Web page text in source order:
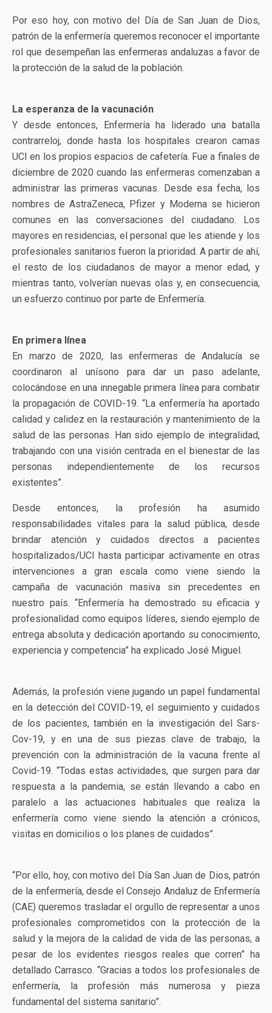
Por eso hoy, con motivo del Día de San Juan de Dios,
patrón de la enfermería queremos reconocer el importante
rol que desempeñan las enfermeras andaluzas a favor de
la protección de la salud de la población.
La esperanza de la vacunación
Y desde entonces, Enfermería ha liderado una batalla
contrarreloj, donde hasta los hospitales crearon camas
UCI en los propios espacios de cafetería. Fue a finales de
diciembre de 2020 cuando las enfermeras comenzaban a
administrar las primeras vacunas. Desde esa fecha, los
nombres de AstraZeneca, Pfizer y Moderna se hicieron
comunes en las conversaciones del ciudadano. Los
mayores en residencias, el personal que les atiende y los
profesionales sanitarios fueron la prioridad. A partir de ahí,
el resto de los ciudadanos de mayor a menor edad, y
mientras tanto, volverían nuevas olas y, en consecuencia,
un esfuerzo continuo por parte de Enfermería.
En primera línea
En marzo de 2020, las enfermeras de Andalucía se
coordinaron al unísono para dar un paso adelante,
colocándose en una innegable primera línea para combatir
la propagación de COVID-19. “La enfermería ha aportado
calidad y calidez en la restauración y mantenimiento de la
salud de las personas. Han sido ejemplo de integralidad,
trabajando con una visión centrada en el bienestar de las
personas independientemente de los recursos
existentes”.
Desde entonces, la profesión ha asumido
responsabilidades vitales para la salud pública, desde
brindar atención y cuidados directos a pacientes
hospitalizados/UCI hasta participar activamente en otras
intervenciones a gran escala como viene siendo la
campaña de vacunación masiva sin precedentes en
nuestro país. “Enfermería ha demostrado su eficacia y
profesionalidad como equipos líderes, siendo ejemplo de
entrega absoluta y dedicación aportando su conocimiento,
experiencia y competencia” ha explicado José Miguel.
Además, la profesión viene jugando un papel fundamental
en la detección del COVID-19, el seguimiento y cuidados
de los pacientes, también en la investigación del Sars-
Cov-19, y en una de sus piezas clave de trabajo, la
prevención con la administración de la vacuna frente al
Covid-19. “Todas estas actividades, que surgen para dar
respuesta a la pandemia, se están llevando a cabo en
paralelo a las actuaciones habituales que realiza la
enfermería como viene siendo la atención a crónicos,
visitas en domicilios o los planes de cuidados”.
“Por ello, hoy, con motivo del Día San Juan de Dios, patrón
de la enfermería, desde el Consejo Andaluz de Enfermería
(CAE) queremos trasladar el orgullo de representar a unos
profesionales comprometidos con la protección de la
salud y la mejora de la calidad de vida de las personas, a
pesar de los evidentes riesgos reales que corren” ha
detallado Carrasco. “Gracias a todos los profesionales de
enfermería, la profesión más numerosa y pieza
fundamental del sistema sanitario”.